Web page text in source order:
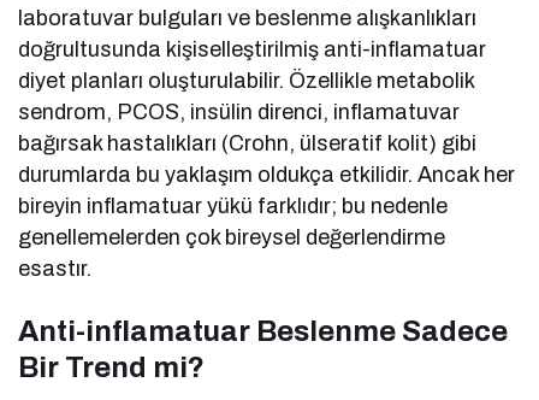
laboratuvar bulguları ve beslenme alışkanlıkları
doğrultusunda kişiselleştirilmiş anti-inflamatuar
diyet planları oluşturulabilir. Özellikle metabolik
sendrom, PCOS, insülin direnci, inflamatuvar
bağırsak hastalıkları (Crohn, ülseratif kolit) gibi
durumlarda bu yaklaşım oldukça etkilidir. Ancak her
bireyin inflamatuar yükü farklıdır; bu nedenle
genellemelerden çok bireysel değerlendirme
esastır.
Anti-inflamatuar Beslenme Sadece
Bir Trend mi?